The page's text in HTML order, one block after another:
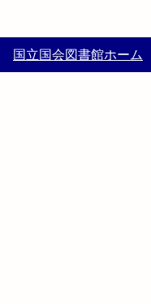
国立国会図書館ホーム